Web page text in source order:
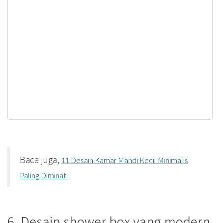
Baca juga, 11 Desain Kamar Mandi Kecil Minimalis
Paling Diminati